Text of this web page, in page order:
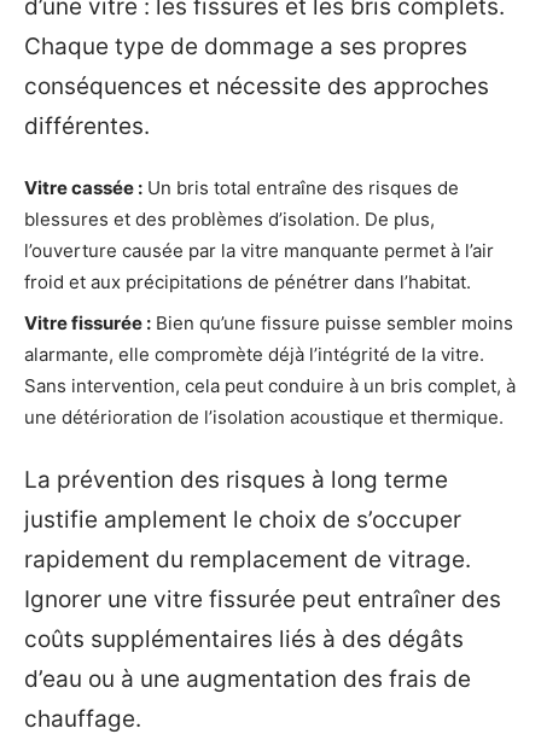
d’une vitre : les fissures et les bris complets.
Chaque type de dommage a ses propres
conséquences et nécessite des approches
différentes.
Vitre cassée : Un bris total entraîne des risques de
blessures et des problèmes d’isolation. De plus,
l’ouverture causée par la vitre manquante permet à l’air
froid et aux précipitations de pénétrer dans l’habitat.
Vitre fissurée : Bien qu’une fissure puisse sembler moins
alarmante, elle compromète déjà l’intégrité de la vitre.
Sans intervention, cela peut conduire à un bris complet, à
une détérioration de l’isolation acoustique et thermique.
La prévention des risques à long terme
justifie amplement le choix de s’occuper
rapidement du remplacement de vitrage.
Ignorer une vitre fissurée peut entraîner des
coûts supplémentaires liés à des dégâts
d’eau ou à une augmentation des frais de
chauffage.